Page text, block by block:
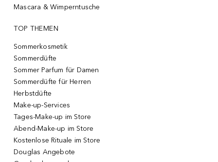
Mascara & Wimperntusche
TOP THEMEN
Sommerkosmetik
Sommerdüfte
Sommer Parfum für Damen
Sommerdüfte für Herren
Herbstdüfte
Make-up-Services
Tages-Make-up im Store
Abend-Make-up im Store
Kostenlose Rituale im Store
Douglas Angebote